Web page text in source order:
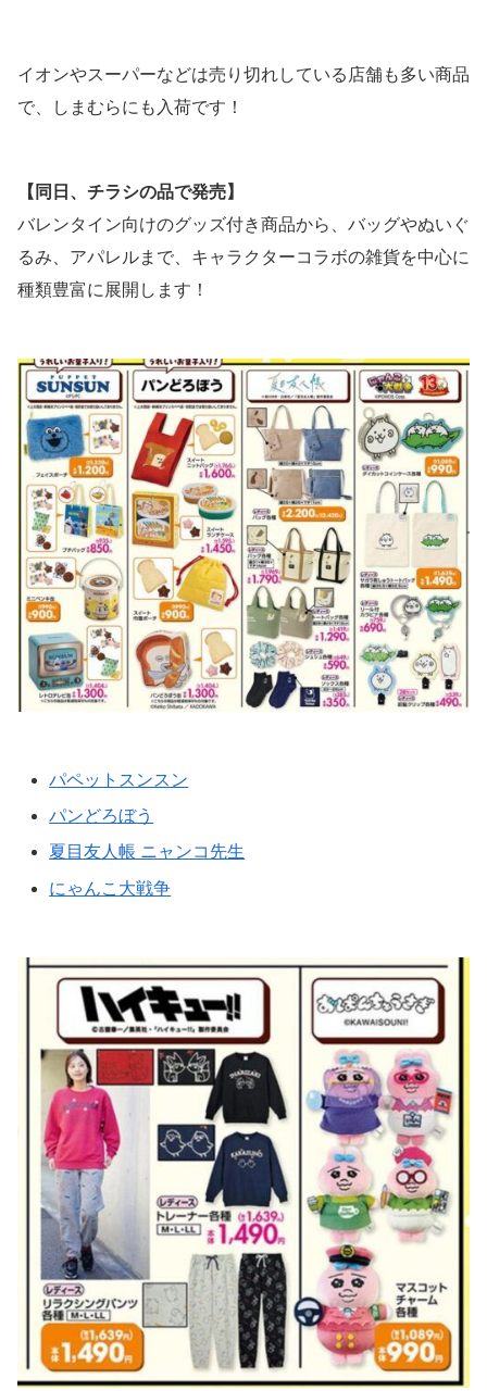
イオンやスーパーなどは売り切れしている店舗も多い商品
で、しまむらにも入荷です！
【同日、チラシの品で発売】
バレンタイン向けのグッズ付き商品から、バッグやぬいぐ
るみ、アパレルまで、キャラクターコラボの雑貨を中心に
種類豊富に展開します！
パペットスンスン
パンどろぼう
夏目友人帳 ニャンコ先生
にゃんこ大戦争